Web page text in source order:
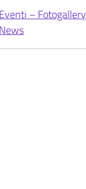
Eventi – Fotogallery
News